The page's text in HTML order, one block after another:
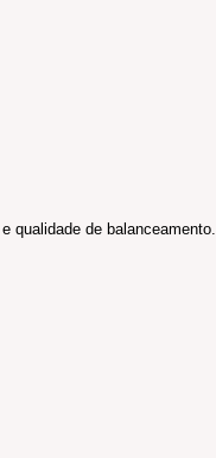
qualidade de balanceamento.